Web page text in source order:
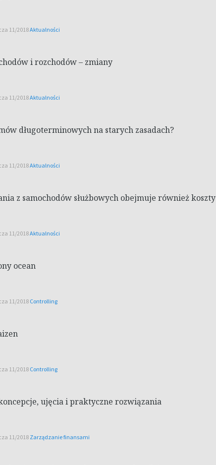
11/2018Aktualności
i rozchodów – zmiany
11/2018Aktualności
długoterminowych na starych zasadach?
11/2018Aktualności
z samochodów służbowych obejmuje również koszty
11/2018Aktualności
ocean
11/2018Controlling
11/2018Controlling
ujęcia i praktyczne rozwiązania
11/2018Zarządzanie finansami